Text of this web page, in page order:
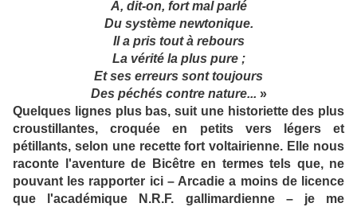
A, dit-on, fort mal parlé
Du système newtonique.
Il a pris tout à rebours
La vérité la plus pure ;
Et ses erreurs sont toujours
Des péchés contre nature... »
Quelques lignes plus bas, suit une historiette des plus
croustillantes, croquée en petits vers légers et
pétillants, selon une recette fort voltairienne. Elle nous
raconte l'aventure de Bicêtre en termes tels que, ne
pouvant les rapporter ici – Arcadie a moins de licence
que l'académique N.R.F. gallimardienne – je me